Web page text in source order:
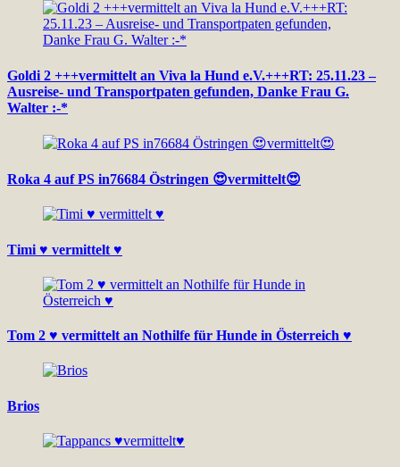
Goldi 2 +++vermittelt an Viva la Hund e.V.+++RT: 25.11.23 –
Ausreise- und Transportpaten gefunden, Danke Frau G.
Walter :-*
Roka 4 auf PS in76684 Östringen 😍vermittelt😍
Timi ♥ vermittelt ♥
Tom 2 ♥ vermittelt an Nothilfe für Hunde in Österreich ♥
Brios